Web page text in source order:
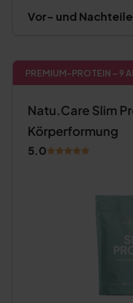
Vor- und Nachteile
PREMIUM-PROTEIN – 9
Natu.Care Slim
Körperformung
5.0